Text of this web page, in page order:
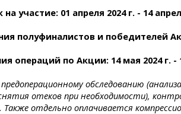
участие: 01 апреля 2024 г. - 14
полуфиналистов и победителей
операций по Акции: 14 мая 2024 г. -
обследованию
отеков при необходимости),
отдельно оплачивается